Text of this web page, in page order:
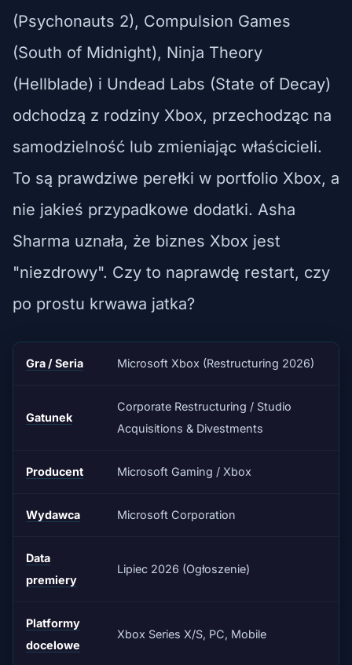
(Psychonauts 2), Compulsion Games
(South of Midnight), Ninja Theory
(Hellblade) i Undead Labs (State of Decay)
odchodzą z rodziny Xbox, przechodząc na
samodzielność lub zmieniając właścicieli.
To są prawdziwe perełki w portfolio Xbox, a
nie jakieś przypadkowe dodatki. Asha
Sharma uznała, że biznes Xbox jest
"niezdrowy". Czy to naprawdę restart, czy
po prostu krwawa jatka?
Gra / Seria Microsoft Xbox (Restructuring 2026)
Gatunek
Corporate Restructuring / Studio
Acquisitions & Divestments
Producent Microsoft Gaming / Xbox
Wydawca Microsoft Corporation
Data
premiery
Lipiec 2026 (Ogłoszenie)
Platformy
docelowe
Xbox Series X/S, PC, Mobile